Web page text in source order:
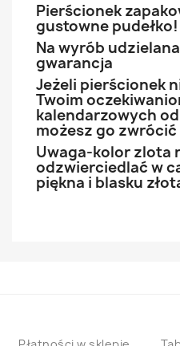
Pierścionek
gustowne pudełko!
Na wyrób
gwarancja
Jeżeli pierścionek
Twoim
kalendarzowych
możesz go zwrócić
Uwaga-kolor zlota
odzwierciedlać w
piękna i blasku